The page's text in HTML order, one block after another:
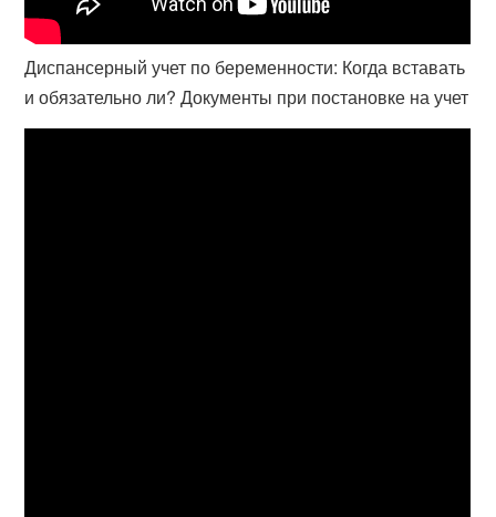
Диспансерный учет по беременности: Когда вставать
и обязательно ли? Документы при постановке на учет